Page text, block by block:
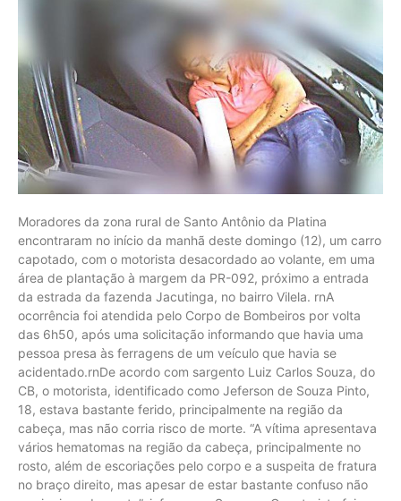
Moradores da zona rural de Santo Antônio da Platina
encontraram no início da manhã deste domingo (12), um carro
capotado, com o motorista desacordado ao volante, em uma
área de plantação à margem da PR-092, próximo a entrada
da estrada da fazenda Jacutinga, no bairro Vilela. rnA
ocorrência foi atendida pelo Corpo de Bombeiros por volta
das 6h50, após uma solicitação informando que havia uma
pessoa presa às ferragens de um veículo que havia se
acidentado.rnDe acordo com sargento Luiz Carlos Souza, do
CB, o motorista, identificado como Jeferson de Souza Pinto,
18, estava bastante ferido, principalmente na região da
cabeça, mas não corria risco de morte. “A vítima apresentava
vários hematomas na região da cabeça, principalmente no
rosto, além de escoriações pelo corpo e a suspeita de fratura
no braço direito, mas apesar de estar bastante confuso não